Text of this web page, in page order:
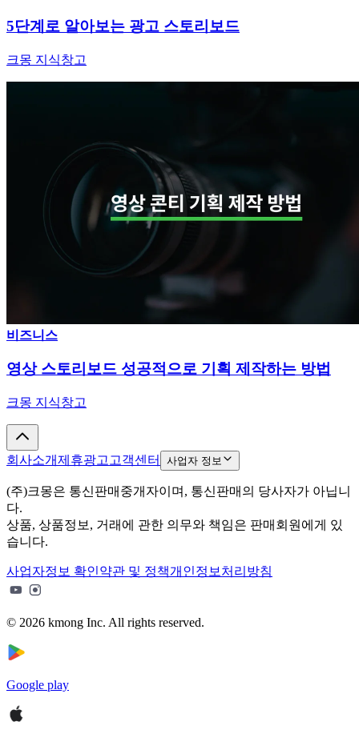
5단계로 알아보는 광고 스토리보드
크몽 지식창고
비즈니스
영상 스토리보드 성공적으로 기획 제작하는 방법
크몽 지식창고
회사소개제휴광고 고객센터 사업자 정보
(주)크몽은 통신판매중개자이며, 통신판매의 당사자가 아닙니
다.
상품, 상품정보, 거래에 관한 의무와 책임은 판매회원에게 있
습니다.
사업자정보 확인약관 및 정책개인정보처리방침
© 2026 kmong Inc. All rights reserved.
Google play